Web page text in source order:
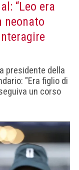
“Leo era
neonato
presidente della
"Era figlio di
un corso